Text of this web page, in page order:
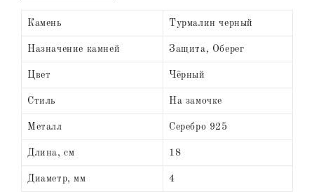
Камень Турмалин черный
Назначение камней Защита, Оберег
Цвет Чёрный
Стиль На замочке
Металл Серебро 925
Длина, см 18
Диаметр, мм 4